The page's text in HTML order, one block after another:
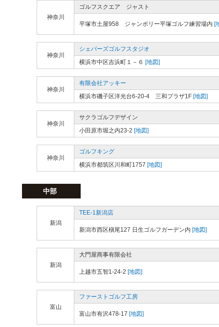
神奈川
ゴルフスクエア ジャスト
平塚市土屋958 ジャンボリー平塚ゴルフ練習場内 [
神奈川
シェパーズゴルフスタジオ
横浜市中区吉浜町１－６ [地図]
神奈川
有限会社アッキー
横浜市磯子区洋光台6-20-4 三和プラザ1F [地図]
神奈川
サクラゴルフデザイン
小田原市堀之内23-2 [地図]
神奈川
ゴルフキング
横浜市都筑区川和町1757 [地図]
中部
新潟
TEE-1新潟店
新潟市西区槇尾127 日生ゴルフガーデン内 [地図]
新潟
大門屋商事有限会社
上越市五智1-24-2 [地図]
富山
ファーストゴルフ工房
富山市有沢478-17 [地図]